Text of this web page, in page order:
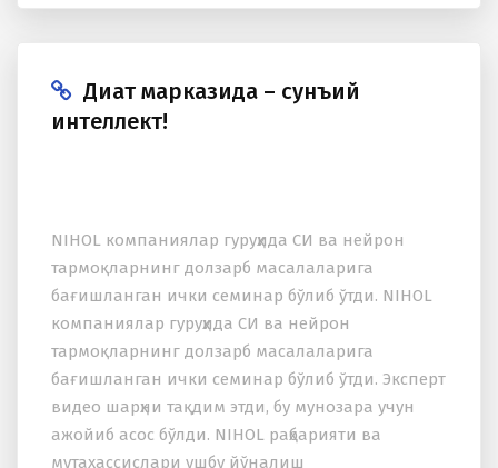
Диққат марказида – сунъий
интеллект!
NIHOL компаниялар гуруҳида СИ ва нейрон
тармоқларнинг долзарб масалаларига
бағишланган ички семинар бўлиб ўтди. NIHOL
компаниялар гуруҳида СИ ва нейрон
тармоқларнинг долзарб масалаларига
бағишланган ички семинар бўлиб ўтди. Эксперт
видео шарҳни тақдим этди, бу мунозара учун
ажойиб асос бўлди. NIHOL раҳбарияти ва
мутаxассислари ушбу йўналиш